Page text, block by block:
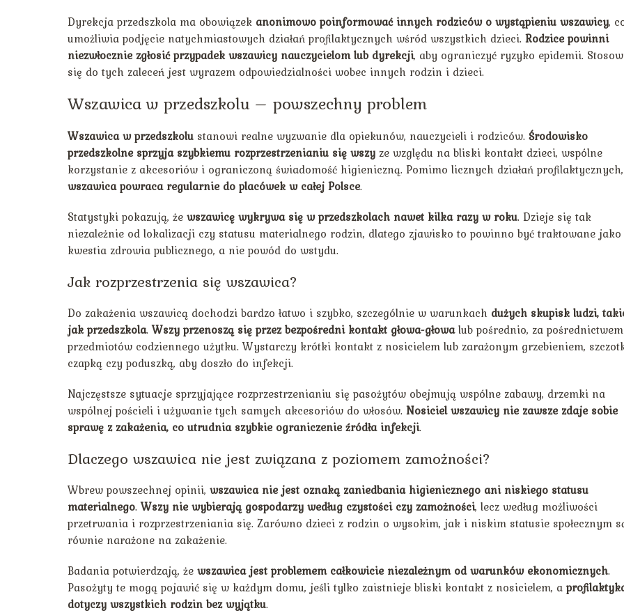
Dyrekcja przedszkola ma obowiązek anonimowo poinformować innych rodziców o wystąpieniu wszawicy,
umożliwia podjęcie natychmiastowych działań profilaktycznych wśród wszystkich dzieci. Rodzice powinni
niezwłocznie zgłosić przypadek wszawicy nauczycielom lub dyrekcji, aby ograniczyć ryzyko epidemii.
się do tych zaleceń jest wyrazem odpowiedzialności wobec innych rodzin i dzieci.
Wszawica w przedszkolu – powszechny problem
Wszawica w przedszkolu stanowi realne wyzwanie dla opiekunów, nauczycieli i rodziców. Środowisko
przedszkolne sprzyja szybkiemu rozprzestrzenianiu się wszy ze względu na bliski kontakt dzieci, wspólne
korzystanie z akcesoriów i ograniczoną świadomość higieniczną. Pomimo licznych działań profilaktycznych,
wszawica powraca regularnie do placówek w całej Polsce.
Statystyki pokazują, że wszawicę wykrywa się w przedszkolach nawet kilka razy w roku. Dzieje się tak
niezależnie od lokalizacji czy statusu materialnego rodzin, dlatego zjawisko to powinno być traktowane jako
kwestia zdrowia publicznego, a nie powód do wstydu.
Jak rozprzestrzenia się wszawica?
Do zakażenia wszawicą dochodzi bardzo łatwo i szybko, szczególnie w warunkach dużych skupisk ludzi,
jak przedszkola.Wszy przenoszą się przez bezpośredni kontakt głowa-głowalub pośrednio, za pośrednictwem
przedmiotów codziennego użytku. Wystarczy krótki kontakt z nosicielem lub zarażonym grzebieniem,
czapką czy poduszką, aby doszło do infekcji.
Najczęstsze sytuacje sprzyjające rozprzestrzenianiu się pasożytów obejmują wspólne zabawy, drzemki na
wspólnej pościeli i używanie tych samych akcesoriów do włosów. Nosiciel wszawicy nie zawsze zdaje sobie
sprawę z zakażenia, co utrudnia szybkie ograniczenie źródła infekcji.
Dlaczego wszawica nie jest związana z poziomem zamożności?
Wbrew powszechnej opinii, wszawica nie jest oznaką zaniedbania higienicznego ani niskiego statusu
materialnego.Wszy nie wybierają gospodarzy według czystości czy zamożności, lecz według możliwości
przetrwania i rozprzestrzeniania się. Zarówno dzieci z rodzin o wysokim, jak i niskim statusie społecznym
równie narażone na zakażenie.
Badania potwierdzają, że wszawica jest problemem całkowicie niezależnym od warunków ekonomicznych.
Pasożyty te mogą pojawić się w każdym domu, jeśli tylko zaistnieje bliski kontakt z nosicielem, a
dotyczy wszystkich rodzin bez wyjątku.